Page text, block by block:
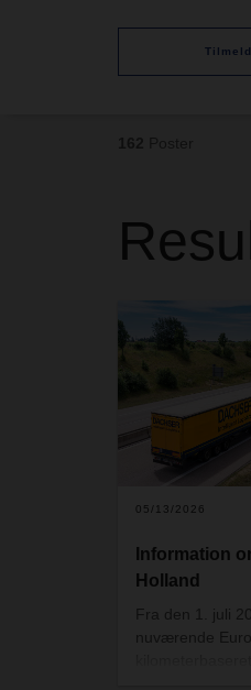
Tilmeld
05/13/2026
Information
Holland
Fra den 1. juli
nuværende